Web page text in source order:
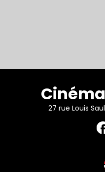
27 rue Louis